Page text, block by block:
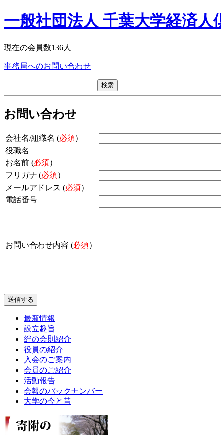
一般社団法人 千葉大学経済人
現在の会員数136人
事務局へのお問い合わせ
索:
お問い合わせ
会社名/組織名 (必須）
役職名
お名前 (必須）
フリガナ (必須）
メールアドレス (必須）
電話番号
お問い合わせ内容 (必須）
最新情報
設立趣旨
絆の会則紹介
役員の紹介
入会のご案内
会員のご紹介
活動報告
会報のバックナンバー
大学の今と昔